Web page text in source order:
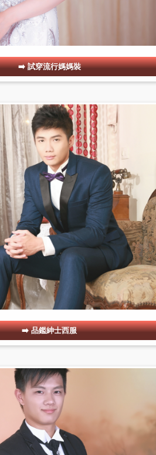
試穿流行媽媽裝
品鑑紳士西服